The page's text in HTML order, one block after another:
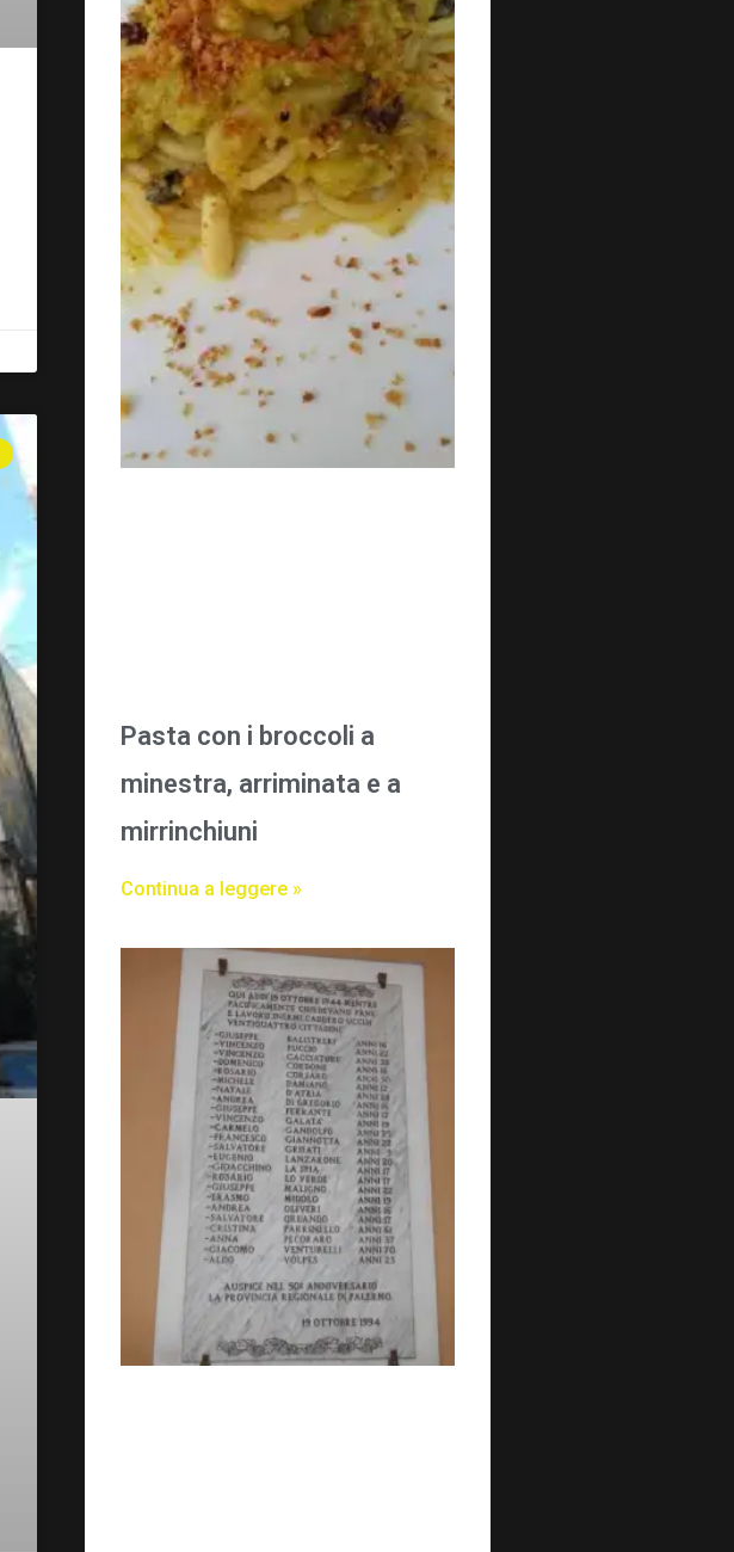
Pasta con i broccoli a
minestra, arriminata e a
mirrinchiuni
Continua a leggere »